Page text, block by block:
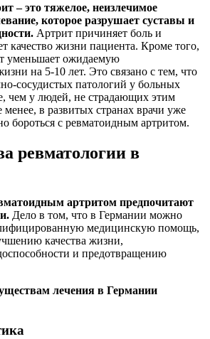
– это тяжелое, неизлечимое
которое разрушает суставы и
Артрит причиняет боль и
качество жизни пациента. Кроме того,
уменьшает ожидаемую
на 5-10 лет. Это связано с тем, что
сосудистых патологий у больных
чем у людей, не страдающих этим
менее, в развитых странах врачи уже
бороться с ревматоидным артритом.
ревматологии в
артритом предпочитают
Дело в том, что в Германии можно
медицинскую помощь,
качества жизни,
и предотвращению
лечения в Германии